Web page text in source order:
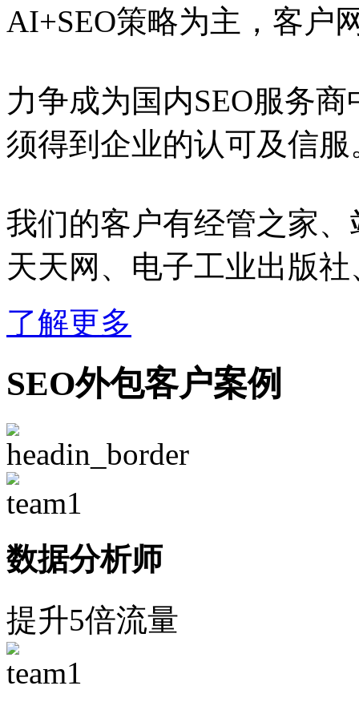
AI+SEO策略为主，客户
力争成为国内SEO服务
须得到企业的认可及信服
我们的客户有经管之家
天天网、电子工业出版
了解更多
SEO外包客户案例
数据分析师
提升5倍流量